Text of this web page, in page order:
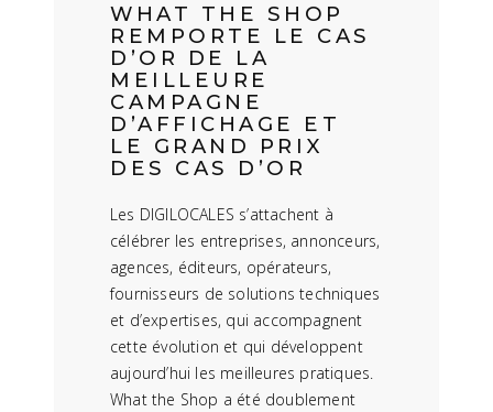
WHAT THE SHOP
REMPORTE LE CAS
D’OR DE LA
MEILLEURE
CAMPAGNE
D’AFFICHAGE ET
LE GRAND PRIX
DES CAS D’OR
Les DIGILOCALES s’attachent à
célébrer les entreprises, annonceurs,
agences, éditeurs, opérateurs,
fournisseurs de solutions techniques
et d’expertises, qui accompagnent
cette évolution et qui développent
aujourd’hui les meilleures pratiques.
What the Shop a été doublement